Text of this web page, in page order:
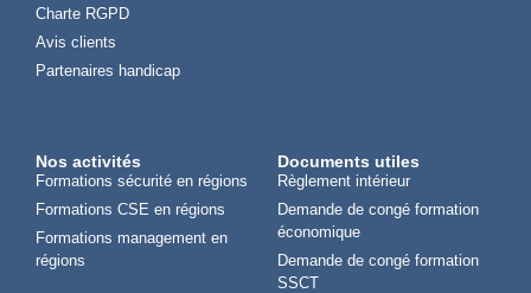
Charte RGPD
Avis clients
Partenaires handicap
Nos activités
Formations sécurité en régions
Formations CSE en régions
Formations management en
régions
Documents utiles
Règlement intérieur
Demande de congé formation
économique
Demande de congé formation
SSCT